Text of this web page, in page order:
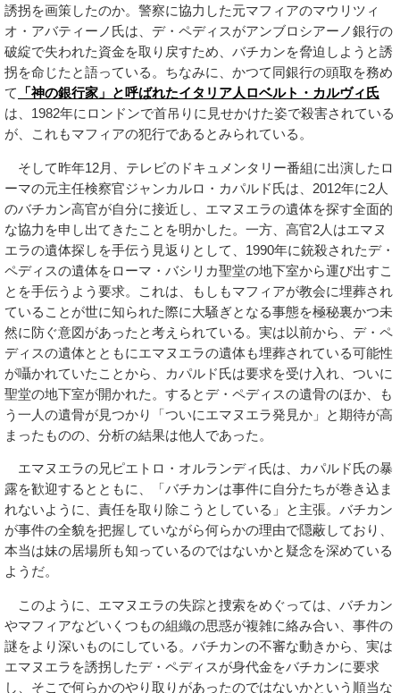
誘拐を画策したのか。警察に協力した元マフィアのマウリツィ
オ・アバティーノ氏は、デ・ペディスがアンブロシアーノ銀行の
破綻で失われた資金を取り戻すため、バチカンを脅迫しようと誘
拐を命じたと語っている。ちなみに、かつて同銀行の頭取を務め
て
「神の銀行家」と呼ばれたイタリア人ロベルト・カルヴィ氏
は、1982年にロンドンで首吊りに見せかけた姿で殺害されている
が、これもマフィアの犯行であるとみられている。
そして昨年12月、テレビのドキュメンタリー番組に出演したロ
ーマの元主任検察官ジャンカルロ・カパルド氏は、2012年に2人
のバチカン高官が自分に接近し、エマヌエラの遺体を探す全面的
な協力を申し出てきたことを明かした。一方、高官2人はエマヌ
エラの遺体探しを手伝う見返りとして、1990年に銃殺されたデ・
ペディスの遺体をローマ・バシリカ聖堂の地下室から運び出すこ
とを手伝うよう要求。これは、もしもマフィアが教会に埋葬され
ていることが世に知られた際に大騒ぎとなる事態を極秘裏かつ未
然に防ぐ意図があったと考えられている。実は以前から、デ・ペ
ディスの遺体とともにエマヌエラの遺体も埋葬されている可能性
が囁かれていたことから、カパルド氏は要求を受け入れ、ついに
聖堂の地下室が開かれた。するとデ・ペディスの遺骨のほか、も
う一人の遺骨が見つかり「ついにエマヌエラ発見か」と期待が高
まったものの、分析の結果は他人であった。
エマヌエラの兄ピエトロ・オルランディ氏は、カパルド氏の暴
露を歓迎するとともに、「バチカンは事件に自分たちが巻き込ま
れないように、責任を取り除こうとしている」と主張。バチカン
が事件の全貌を把握していながら何らかの理由で隠蔽しており、
本当は妹の居場所も知っているのではないかと疑念を深めている
ようだ。
このように、エマヌエラの失踪と捜索をめぐっては、バチカン
やマフィアなどいくつもの組織の思惑が複雑に絡み合い、事件の
謎をより深いものにしている。バチカンの不審な動きから、実は
エマヌエラを誘拐したデ・ペディスが身代金をバチカンに要求
し、そこで何らかのやり取りがあったのではないかという順当な